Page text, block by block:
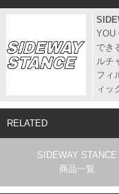
YOU
でき
ルチ
フィ
ィッ
RELATED
SIDEWAY STANCE
商品一覧